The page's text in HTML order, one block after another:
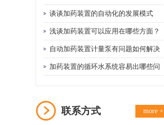
谈谈加药装置的自动化的发展模式
浅谈加药装置可以应用在哪些方面？
自动加药装置计量泵有问题如何解决
加药装置的循环水系统容易出哪些问
联系方式 more +